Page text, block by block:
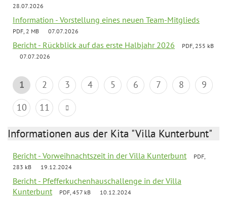
28.07.2026
Information - Vorstellung eines neuen Team-Mitglieds
PDF, 2 MB 07.07.2026
Bericht - Rückblick auf das erste Halbjahr 2026
PDF, 255 kB
07.07.2026
1 2 3 4 5 6 7 8
9
10
11
Informationen aus der Kita "Villa Kunterbunt"
Bericht - Vorweihnachtszeit in der Villa Kunterbunt
PDF,
283 kB
19.12.2024
Bericht - Pfefferkuchenhauschallenge in der Villa
Kunterbunt
PDF, 457 kB 10.12.2024